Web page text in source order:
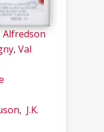
Alfredson
, Val
, J.K.